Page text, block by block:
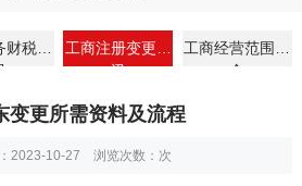
财税资
工商注册变更资
讯
工商经营范围大
全
变更所需资料及流程
2023-10-27 浏览次数： 次